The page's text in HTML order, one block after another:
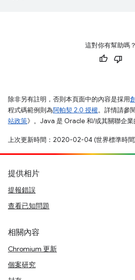
這對你有幫助嗎？
除非另有註明，否則本頁面中的內容是採用
程式碼範例則為阿帕契 2.0 授權。詳情請參
站政策》。Java 是 Oracle 和/或其關聯企業
上次更新時間：2020-02-04 (世界標準時間)
提供相片
提報錯誤
查看已知問題
相關內容
Chromium 更新
個案研究